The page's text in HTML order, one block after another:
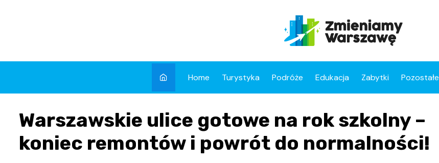
Home Turystyka Podróże Edukacja Zabytki Pozostałe
Warszawskie ulice gotowe na rok szkolny –
koniec remontów i powrót do normalności!